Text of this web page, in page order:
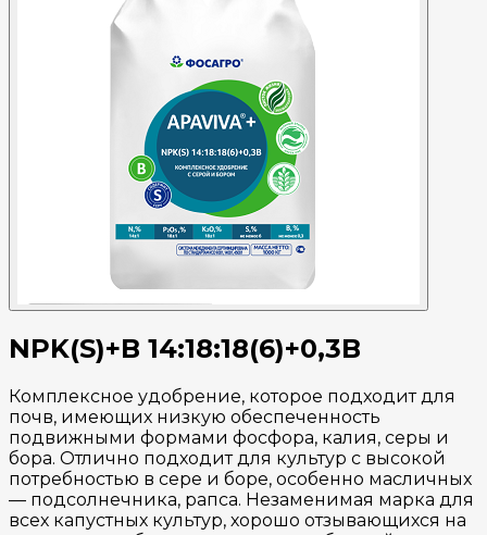
NPK(S)+B 14:18:18(6)+0,3B
Комплексное удобрение, которое подходит для
почв, имеющих низкую обеспеченность
подвижными формами фосфора, калия, серы и
бора. Отлично подходит для культур с высокой
потребностью в сере и боре, особенно масличных
— подсолнечника, рапса. Незаменимая марка для
всех капустных культур, хорошо отзывающихся на